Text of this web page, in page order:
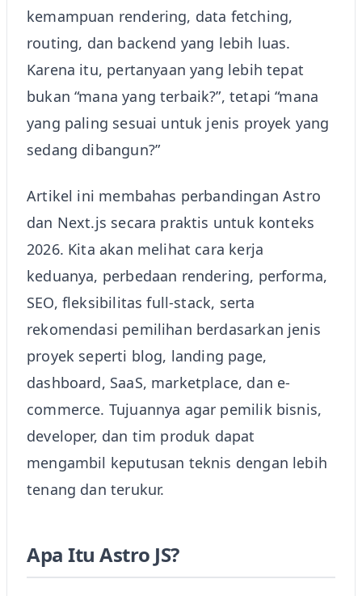
kemampuan rendering, data fetching,
routing, dan backend yang lebih luas.
Karena itu, pertanyaan yang lebih tepat
bukan “mana yang terbaik?”, tetapi “mana
yang paling sesuai untuk jenis proyek yang
sedang dibangun?”
Artikel ini membahas perbandingan Astro
dan Next.js secara praktis untuk konteks
2026. Kita akan melihat cara kerja
keduanya, perbedaan rendering, performa,
SEO, fleksibilitas full-stack, serta
rekomendasi pemilihan berdasarkan jenis
proyek seperti blog, landing page,
dashboard, SaaS, marketplace, dan e-
commerce. Tujuannya agar pemilik bisnis,
developer, dan tim produk dapat
mengambil keputusan teknis dengan lebih
tenang dan terukur.
Apa Itu Astro JS?